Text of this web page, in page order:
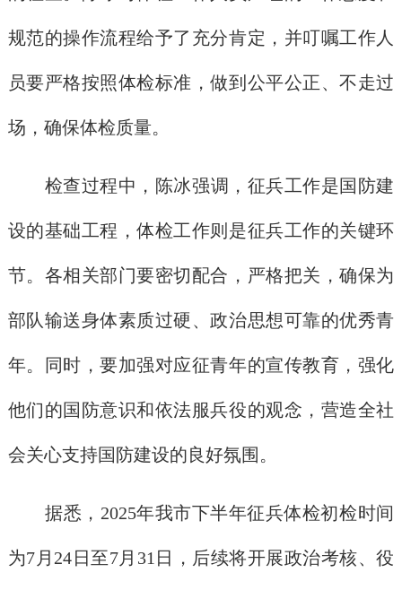
规范的操作流程给予了充分肯定，并叮嘱工作人
员要严格按照体检标准，做到公平公正、不走过
场，确保体检质量。
检查过程中，陈冰强调， 征兵工作是国防建
设的基础工程，体检工作则是征兵工作的关键环
节。各相关部门要密切配合，严格把关，确保为
部队输送身体素质过硬、政治思想可靠的优秀青
年。同时，要加强对应征青年的宣传教育， 强化
他们的国防意识和依法服兵役的观念，营造全社
会关心支持国防建设的良好氛围。
据悉，2025年我市下半年征兵体检初检时间
为7月24 日至7月 31 日，后续将开展政治考核、役